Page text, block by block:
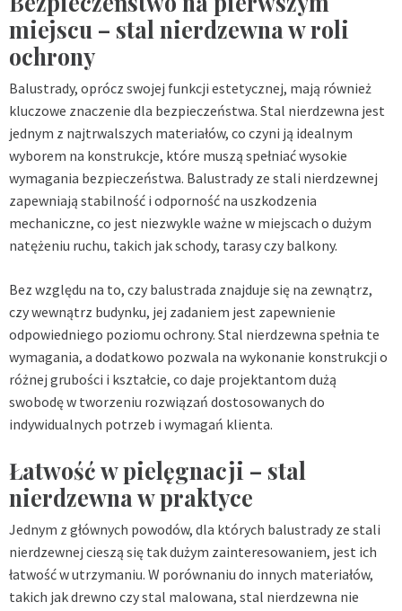
miejscu – stal nierdzewna w roli
ochrony
Balustrady, oprócz swojej funkcji estetycznej, mają również
kluczowe znaczenie dla bezpieczeństwa. Stal nierdzewna jest
jednym z najtrwalszych materiałów, co czyni ją idealnym
wyborem na konstrukcje, które muszą spełniać wysokie
wymagania bezpieczeństwa. Balustrady ze stali nierdzewnej
zapewniają stabilność i odporność na uszkodzenia
mechaniczne, co jest niezwykle ważne w miejscach o dużym
natężeniu ruchu, takich jak schody, tarasy czy balkony.
Bez względu na to, czy balustrada znajduje się na zewnątrz,
czy wewnątrz budynku, jej zadaniem jest zapewnienie
odpowiedniego poziomu ochrony. Stal nierdzewna spełnia te
wymagania, a dodatkowo pozwala na wykonanie konstrukcji o
różnej grubości i kształcie, co daje projektantom dużą
swobodę w tworzeniu rozwiązań dostosowanych do
indywidualnych potrzeb i wymagań klienta.
Łatwość w pielęgnacji – stal
nierdzewna w praktyce
Jednym z głównych powodów, dla których balustrady ze stali
nierdzewnej cieszą się tak dużym zainteresowaniem, jest ich
łatwość w utrzymaniu. W porównaniu do innych materiałów,
takich jak drewno czy stal malowana, stal nierdzewna nie